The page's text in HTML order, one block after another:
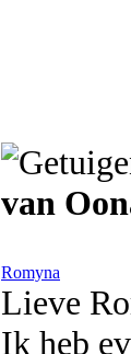
van
Romyna
Lieve
Ik heb